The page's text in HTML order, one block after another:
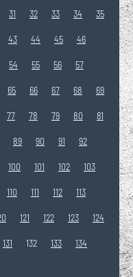
31 32 33 34 35
43 44 45 46
54 55 56 57
65 66 67 68 69
77 78 79 80 81
89 90 91 92
100 101 102 103
110 111 112 113
121 122 123 124
131 132 133 134